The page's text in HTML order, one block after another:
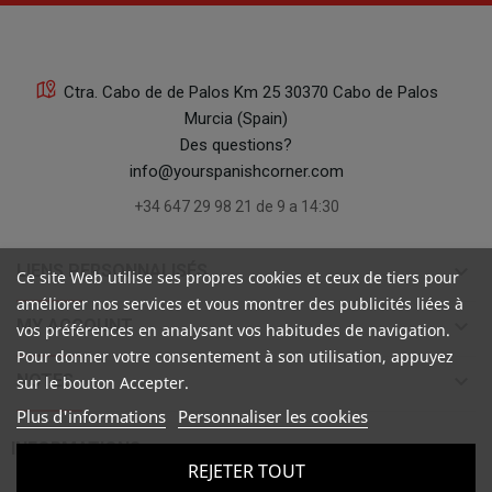
Ctra. Cabo de de Palos Km 25 30370 Cabo de Palos
Murcia (Spain)
Des questions?
info@yourspanishcorner.com
+34 647 29 98 21 de 9 a 14:30
LIENS PERSONNALISÉS keyboard_arrow_down
MY ACCOUNT keyboard_arrow_down
NOTES
INFORMATIONS 
Ce site Web utilise ses propres cookies et ceux de tiers pour
améliorer nos services et vous montrer des publicités liées à
vos préférences en analysant vos habitudes de navigation.
Pour donner votre consentement à son utilisation, appuyez
sur le bouton Accepter.
Plus d'informations Personnaliser les cookies
REJETER TOUT